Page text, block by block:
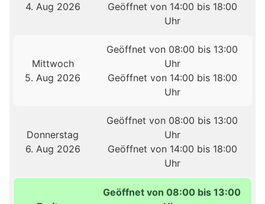
4. Aug 2026
Geöffnet von 14:00 bis 18:00
Uhr
Mittwoch
5. Aug 2026
Geöffnet von 08:00 bis 13:00
Uhr
Geöffnet von 14:00 bis 18:00
Uhr
Donnerstag
6. Aug 2026
Geöffnet von 08:00 bis 13:00
Uhr
Geöffnet von 14:00 bis 18:00
Uhr
Geöffnet von 08:00 bis 13:00